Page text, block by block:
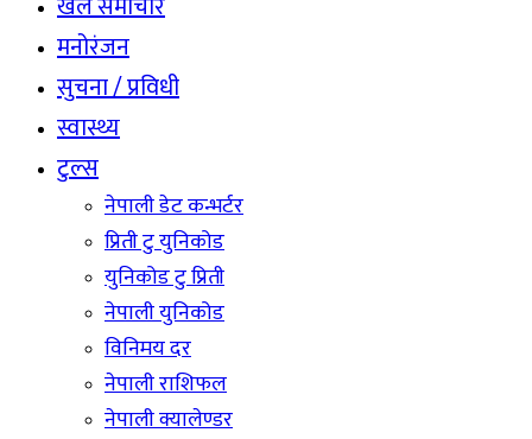
मनोरंजन
सुचना / प्रविधी
स्वास्थ्य
टुल्स
नेपाली डेट कन्भर्टर
प्रिती टु युनिकोड
युनिकोड टु प्रिती
नेपाली युनिकोड
विनिमय दर
नेपाली राशिफल
नेपाली क्यालेण्डर